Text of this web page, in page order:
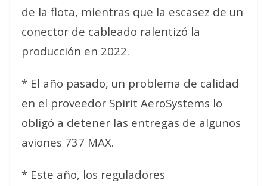
de la flota, mientras que la escasez de un
conector de cableado ralentizó la
producción en 2022.
* El año pasado, un problema de calidad
en el proveedor Spirit AeroSystems lo
obligó a detener las entregas de algunos
aviones 737 MAX.
* Este año, los reguladores